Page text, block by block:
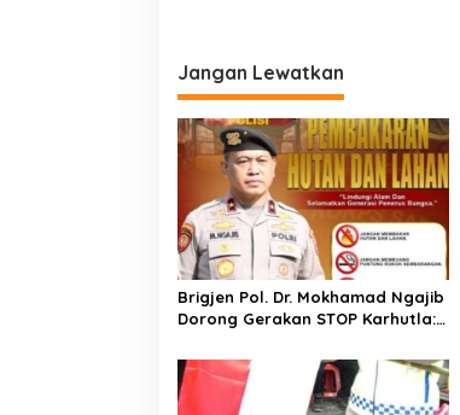
i
n
f
e
k
t
a
a
s
i
p
o
s
Jangan Lewatkan
Brigjen Pol. Dr. Mokhamad Ngajib
Dorong Gerakan STOP Karhutla: